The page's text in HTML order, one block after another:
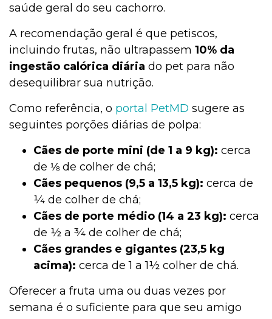
saúde geral do seu cachorro.
A recomendação geral é que petiscos,
incluindo frutas, não ultrapassem 10% da
ingestão calórica diária do pet para não
desequilibrar sua nutrição.
Como referência, o portal PetMD sugere as
seguintes porções diárias de polpa:
Cães de porte mini (de 1 a 9 kg): cerca
de ⅛ de colher de chá;
Cães pequenos (9,5 a 13,5 kg): cerca de
¼ de colher de chá;
Cães de porte médio (14 a 23 kg): cerca
de ½ a ¾ de colher de chá;
Cães grandes e gigantes (23,5 kg
acima): cerca de 1 a 1½ colher de chá.
Oferecer a fruta uma ou duas vezes por
semana é o suficiente para que seu amigo